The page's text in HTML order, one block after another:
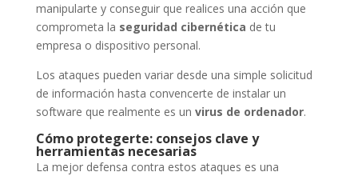
manipularte y conseguir que realices una acción que
comprometa la seguridad cibernética de tu
empresa o dispositivo personal.
Los ataques pueden variar desde una simple solicitud
de información hasta convencerte de instalar un
software que realmente es un virus de ordenador.
Cómo protegerte: consejos clave y
herramientas necesarias
La mejor defensa contra estos ataques es una